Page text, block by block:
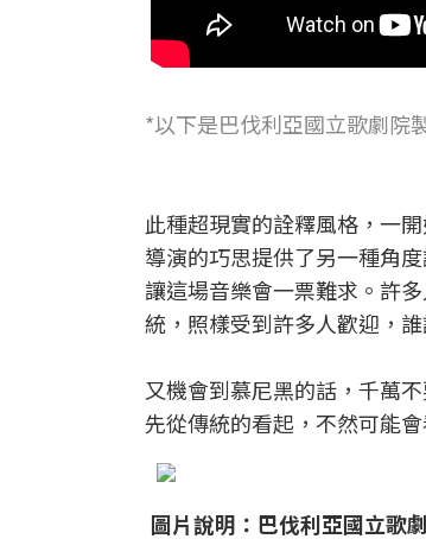
*以下是巴伐利亞國立歌劇院
此種超現實的詮釋風格，一
導演的巧思提供了另一種角
讓這場音樂會一票難求。許
統，照樣受到許多人歡迎，
又機會到慕尼黑的話，千萬
先從傳統的看起，不然可能
圖片說明：巴伐利亞國立